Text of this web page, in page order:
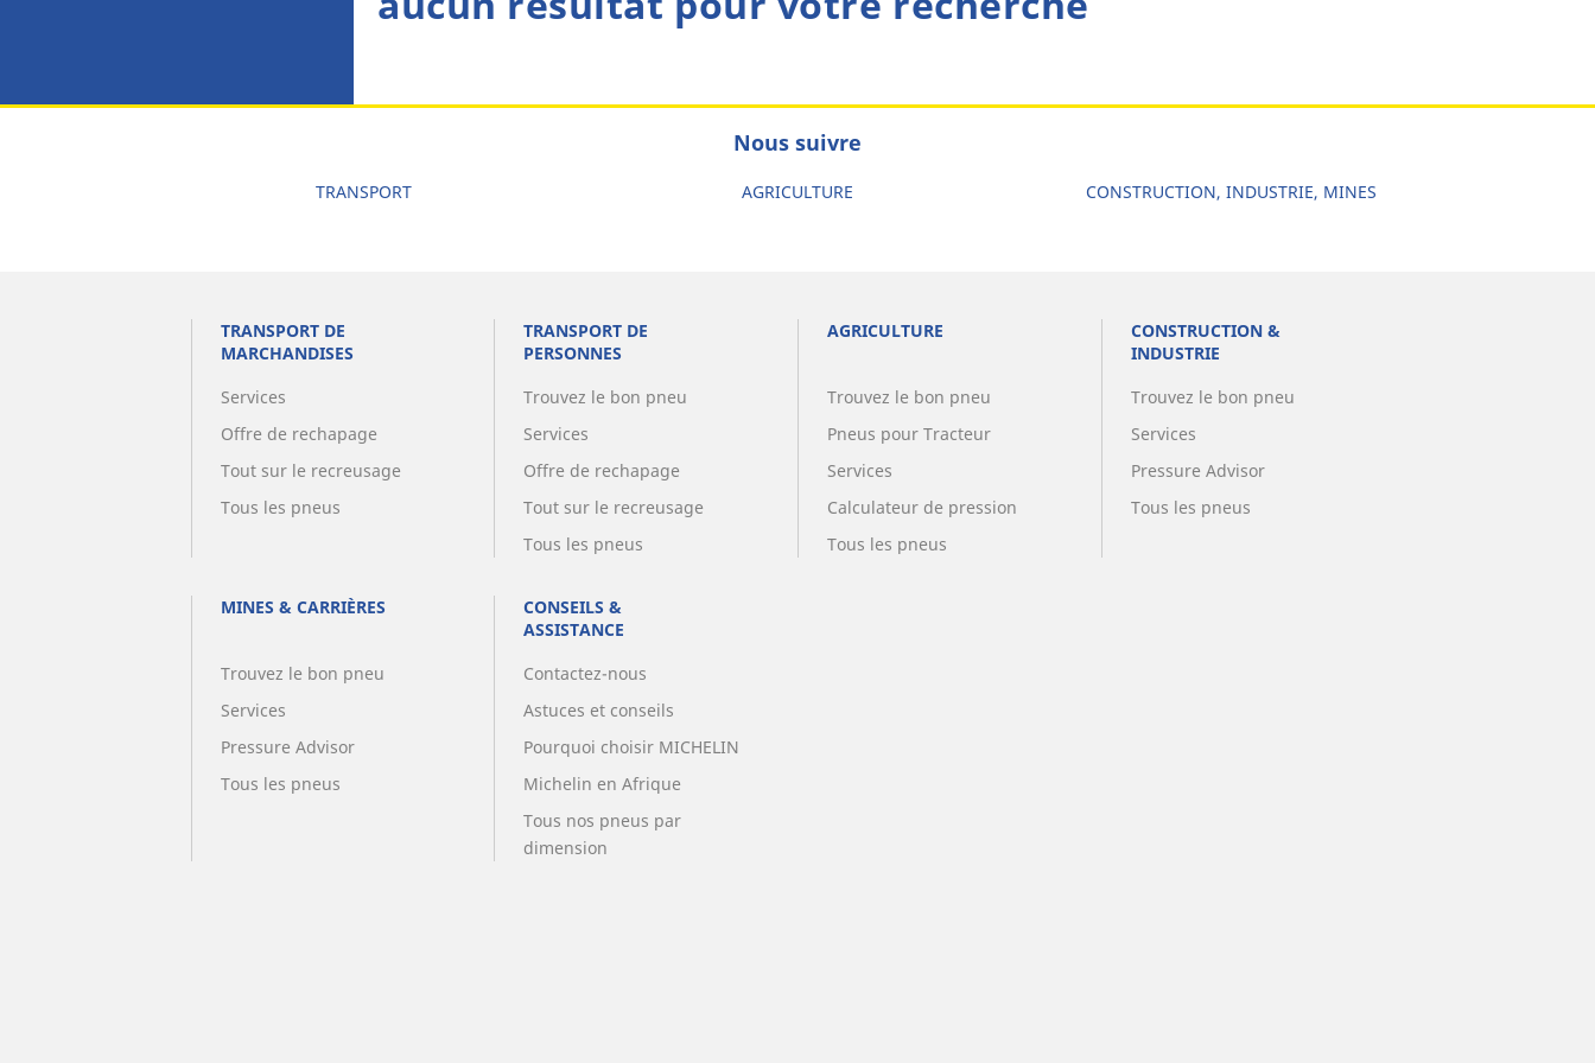
Nous suivre
TRANSPORT AGRICULTURE CONSTRUCTION, INDUSTRIE, MINES
TRANSPORT DE
MARCHANDISES
Services
Offre de rechapage
Tout sur le recreusage
Tous les pneus
TRANSPORT DE
PERSONNES
Trouvez le bon pneu
Services
Offre de rechapage
Tout sur le recreusage
Tous les pneus
AGRICULTURE
Trouvez le bon pneu
Pneus pour Tracteur
Services
Calculateur de pression
Tous les pneus
CONSTRUCTION &
INDUSTRIE
Trouvez le bon pneu
Services
Pressure Advisor
Tous les pneus
MINES & CARRIÈRES
Trouvez le bon pneu
Services
Pressure Advisor
Tous les pneus
CONSEILS &
ASSISTANCE
Contactez-nous
Astuces et conseils
Pourquoi choisir MICHELIN
Michelin en Afrique
Tous nos pneus par
dimension